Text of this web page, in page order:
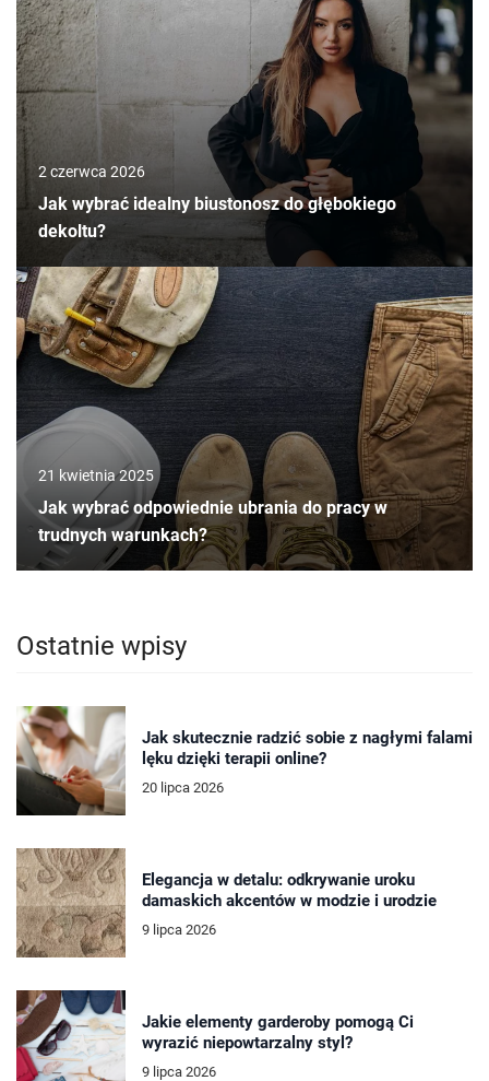
2 czerwca 2026
Jak wybrać idealny biustonosz do głębokiego
dekoltu?
21 kwietnia 2025
Jak wybrać odpowiednie ubrania do pracy w
trudnych warunkach?
Ostatnie wpisy
Jak skutecznie radzić sobie z nagłymi falami
lęku dzięki terapii online?
20 lipca 2026
Elegancja w detalu: odkrywanie uroku
damaskich akcentów w modzie i urodzie
9 lipca 2026
Jakie elementy garderoby pomogą Ci
wyrazić niepowtarzalny styl?
9 lipca 2026